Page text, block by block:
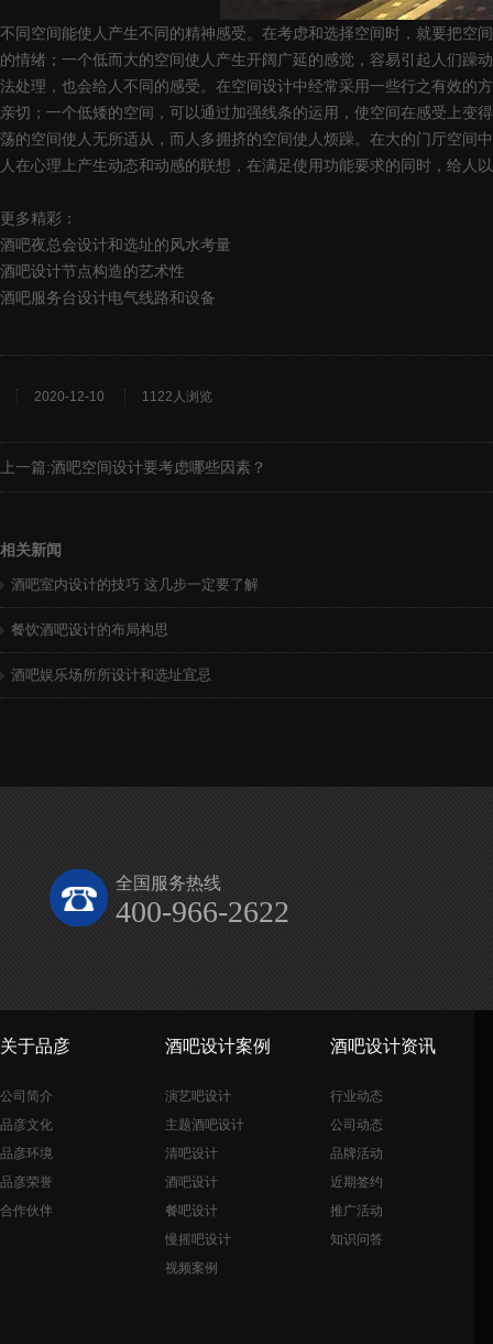
不同空间能使人产生不同的精神感受。在考虑和选择空间时，就要把空
的情绪；一个低而大的空间使人产生开阔广延的感觉，容易引起人们躁
法处理，也会给人不同的感受。在空间设计中经常采用一些行之有效的
亲切；一个低矮的空间，可以通过加强线条的运用，使空间在感受上变
荡的空间使人无所适从，而人多拥挤的空间使人烦躁。在大的门厅空间
人在心理上产生动态和动感的联想，在满足使用功能要求的同时，给人
更多精彩：
酒吧夜总会设计和选址的风水考量
酒吧设计节点构造的艺术性
酒吧服务台设计电气线路和设备
2020-12-10 1122人浏览
上一篇:酒吧空间设计要考虑哪些因素？
相关新闻
酒吧室内设计的技巧 这几步一定要了解
餐饮酒吧设计的布局构思
酒吧娱乐场所所设计和选址宜忌
全国服务热线
400-966-2622
关于品彦
公司简介
品彦文化
品彦环境
品彦荣誉
合作伙伴
酒吧设计案例
演艺吧设计
主题酒吧设计
清吧设计
酒吧设计
餐吧设计
慢摇吧设计
视频案例
酒吧设计资讯
行业动态
公司动态
品牌活动
近期签约
推广活动
知识问答